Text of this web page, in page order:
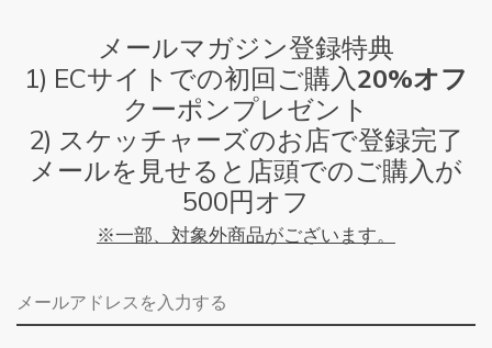
メールマガジン登録特典
1) ECサイトでの初回ご購入20%オフ
クーポンプレゼント
2) スケッチャーズのお店で登録完了
メールを見せると店頭でのご購入が
500円オフ
※一部、対象外商品がございます。
メールアドレス